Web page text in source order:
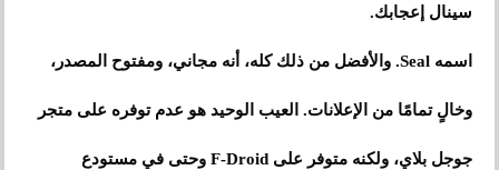
سينال إعجابك.
اسمه Seal. والأفضل من ذلك كله، أنه مجاني، ومفتوح المصدر،
وخالٍ تمامًا من الإعلانات. العيب الوحيد هو عدم توفره على متجر
جوجل بلاي، ولكنه متوفر على F-Droid وحتى في مستودع